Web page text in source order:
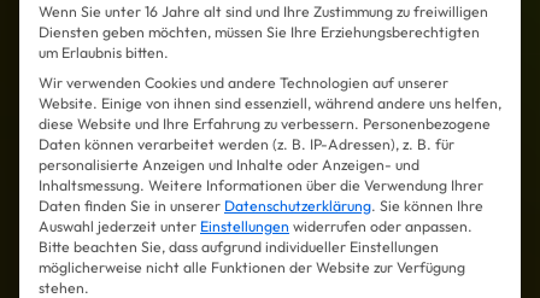
Wenn Sie unter 16 Jahre alt sind und Ihre Zustimmung zu freiwilligen
Diensten geben möchten, müssen Sie Ihre Erziehungsberechtigten
um Erlaubnis bitten.
Wir verwenden Cookies und andere Technologien auf unserer
Website. Einige von ihnen sind essenziell, während andere uns helfen,
diese Website und Ihre Erfahrung zu verbessern. Personenbezogene
Daten können verarbeitet werden (z. B. IP-Adressen), z. B. für
personalisierte Anzeigen und Inhalte oder Anzeigen- und
Inhaltsmessung. Weitere Informationen über die Verwendung Ihrer
Daten finden Sie in unserer Datenschutzerklärung. Sie können Ihre
Auswahl jederzeit unter Einstellungen widerrufen oder anpassen.
Bitte beachten Sie, dass aufgrund individueller Einstellungen
möglicherweise nicht alle Funktionen der Website zur Verfügung
stehen.